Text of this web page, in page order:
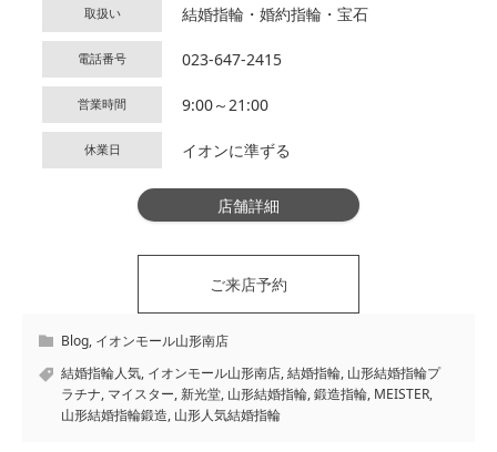
取扱い 結婚指輪・婚約指輪・宝石
電話番号 023-647-2415
営業時間 9:00～21:00
休業日 イオンに準ずる
店舗詳細
ご来店予約
Blog, イオンモール山形南店
結婚指輪人気, イオンモール山形南店,結婚指輪, 山形結婚指輪プ
ラチナ, マイスター,新光堂, 山形結婚指輪,鍛造指輪, MEISTER,
山形結婚指輪鍛造, 山形人気結婚指輪